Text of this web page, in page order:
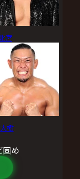
宮
樹
固め